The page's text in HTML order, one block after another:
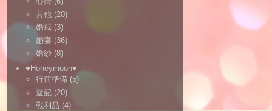
其他 (20)
婚戒 (3)
婚宴 (36)
婚紗 (8)
♥Honeymoon♥
行前準備 (5)
遊記 (20)
戰利品 (4)